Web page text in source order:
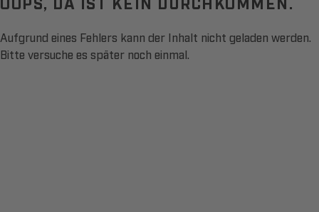
Aufgrund eines Fehlers kann der Inhalt nicht geladen werden.
Bitte versuche es später noch einmal.